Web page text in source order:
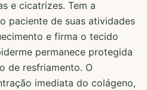
e cicatrizes. Tem a
paciente de suas atividades
e firma o tecido
permanece protegida
de resfriamento. O
imediata do colágeno,